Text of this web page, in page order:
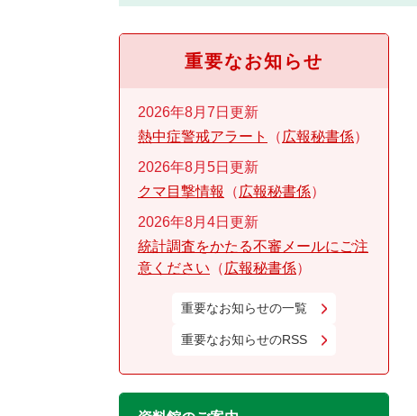
重要なお知らせ
2026年8月7日更新
熱中症警戒アラート
広報秘書係
2026年8月5日更新
クマ目撃情報
広報秘書係
2026年8月4日更新
統計調査をかたる不審メールにご注
意ください
広報秘書係
重要なお知らせの一覧
重要なお知らせのRSS